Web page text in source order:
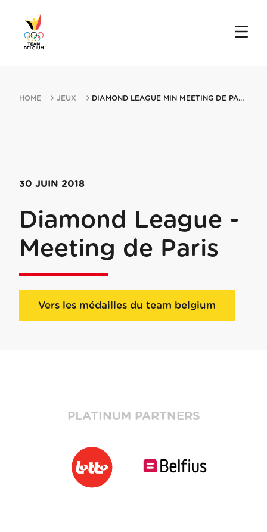
HOME JEUX DIAMOND LEAGUE MIN MEETING DE PARIS 30062018 PARIS SAINTMIN DENIS
30 JUIN 2018
Diamond League -
Meeting de Paris
Vers les médailles du team belgium
PLATINUM PARTNERS